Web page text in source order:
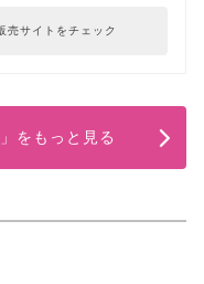
売サイトをチェック
をもっと見る